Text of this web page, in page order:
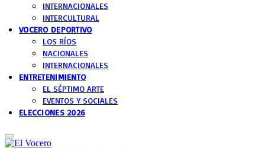
INTERNACIONALES
INTERCULTURAL
VOCERO DEPORTIVO
LOS RÍOS
NACIONALES
INTERNACIONALES
ENTRETENIMIENTO
EL SÉPTIMO ARTE
EVENTOS Y SOCIALES
ELECCIONES 2026